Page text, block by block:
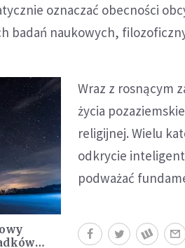
oznaczać obecności
badań naukowych,
Wraz z rosnącym
życia
religijnej. Wielu
odkrycie
podważać